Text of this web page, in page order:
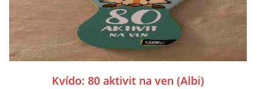
VĚDOMÁ VÝCHOVA
Kvído: 80 aktivit na ven (Albi)